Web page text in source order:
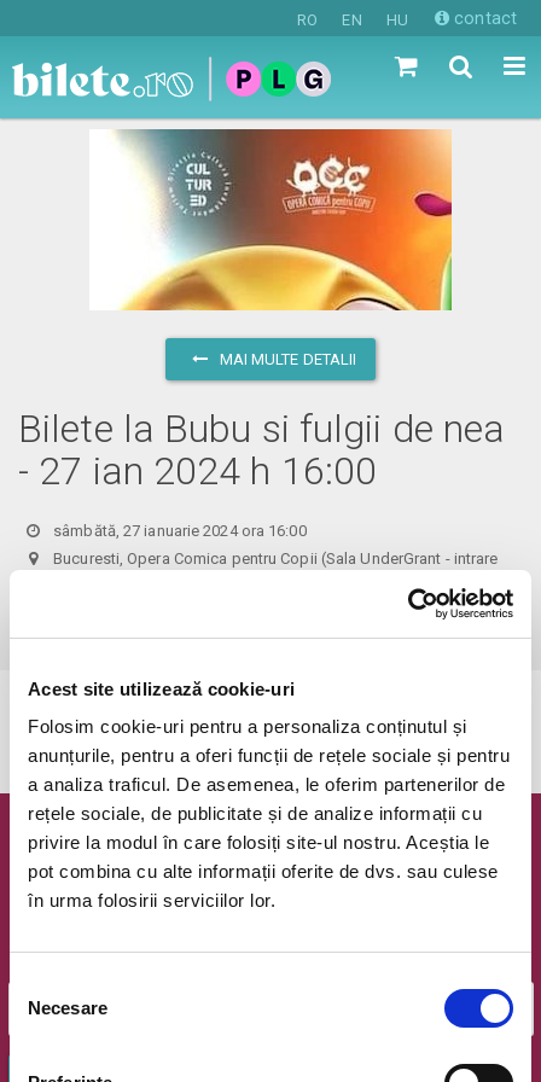
Acest site utilizează cookie-uri
Folosim cookie-uri pentru a personaliza conținutul și
anunțurile, pentru a oferi funcții de rețele sociale și pentru
a analiza traficul. De asemenea, le oferim partenerilor de
rețele sociale, de publicitate și de analize informații cu
privire la modul în care folosiți site-ul nostru. Aceștia le
pot combina cu alte informații oferite de dvs. sau culese
în urma folosirii serviciilor lor.
Selecția
consimțământului
Necesare
RO EN HU contact
MAI MULTE DETALII
Bilete la Bubu si fulgii de nea
- 27 ian 2024 h 16:00
sâmbătă, 27 ianuarie 2024 ora 16:00
Bucuresti, Opera Comica pentru Copii (Sala UnderGrant - intrare
Newsletter @ Bilete.ro
Oferte exclusive si o editie saptamanala cu cele mai noi
OK